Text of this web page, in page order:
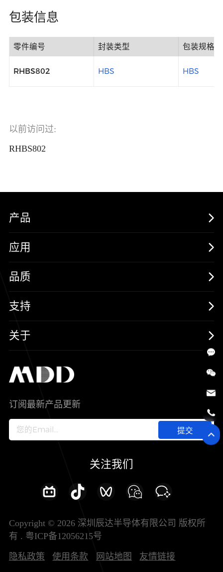
包装信息
零件编号 封装类型 包装规格
RHBS802 HBS HBS
以前访问过:
RHBS802
产品
MOSFETs
保护器件
三极管
SiC
IC
应用
消费电子
汽车电子
新能源
智能家居
新兴行业
品质
可靠性实验室
质量与环境
其他信息(PCN)
支持
样品与支持
关于
加入我们
订阅最新产品更新
提交
关注我们
Copyright © 2026 深圳辰达半导体有限公司 版权所
有 . 粤ICP备12056215号
隐私政策 使用条款 网站地图 友情链接